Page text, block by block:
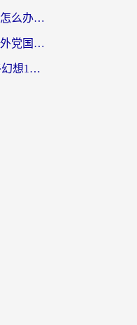
腾讯桌球国外玩延迟很高怎么办？海外党亲测有效的国服游戏加速指南
泰国怎么玩火拼双扣？海外党国服游戏加速终极指南（附暗区突围植物大战僵尸实测）
海外FF14玩家必看：最终幻想14国外加速器下载安装全攻略+卡顿解决秘籍